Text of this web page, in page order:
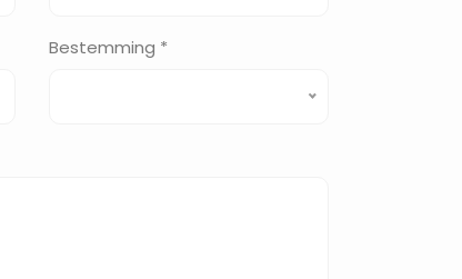
Bestemming *